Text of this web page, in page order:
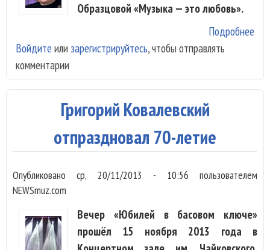
Образцовой «Музыка — это любовь».
Подробнее
Войдите или зарегистрируйтесь, чтобы отправлять
комментарии
Григорий Ковалевский
отпраздновал 70-летие
Опубликованоср, 20/11/2013 - 10:56 пользователем
NEWSmuz.com
Вечер «Юбилей в басовом ключе»
прошёл 15 ноября 2013 года в